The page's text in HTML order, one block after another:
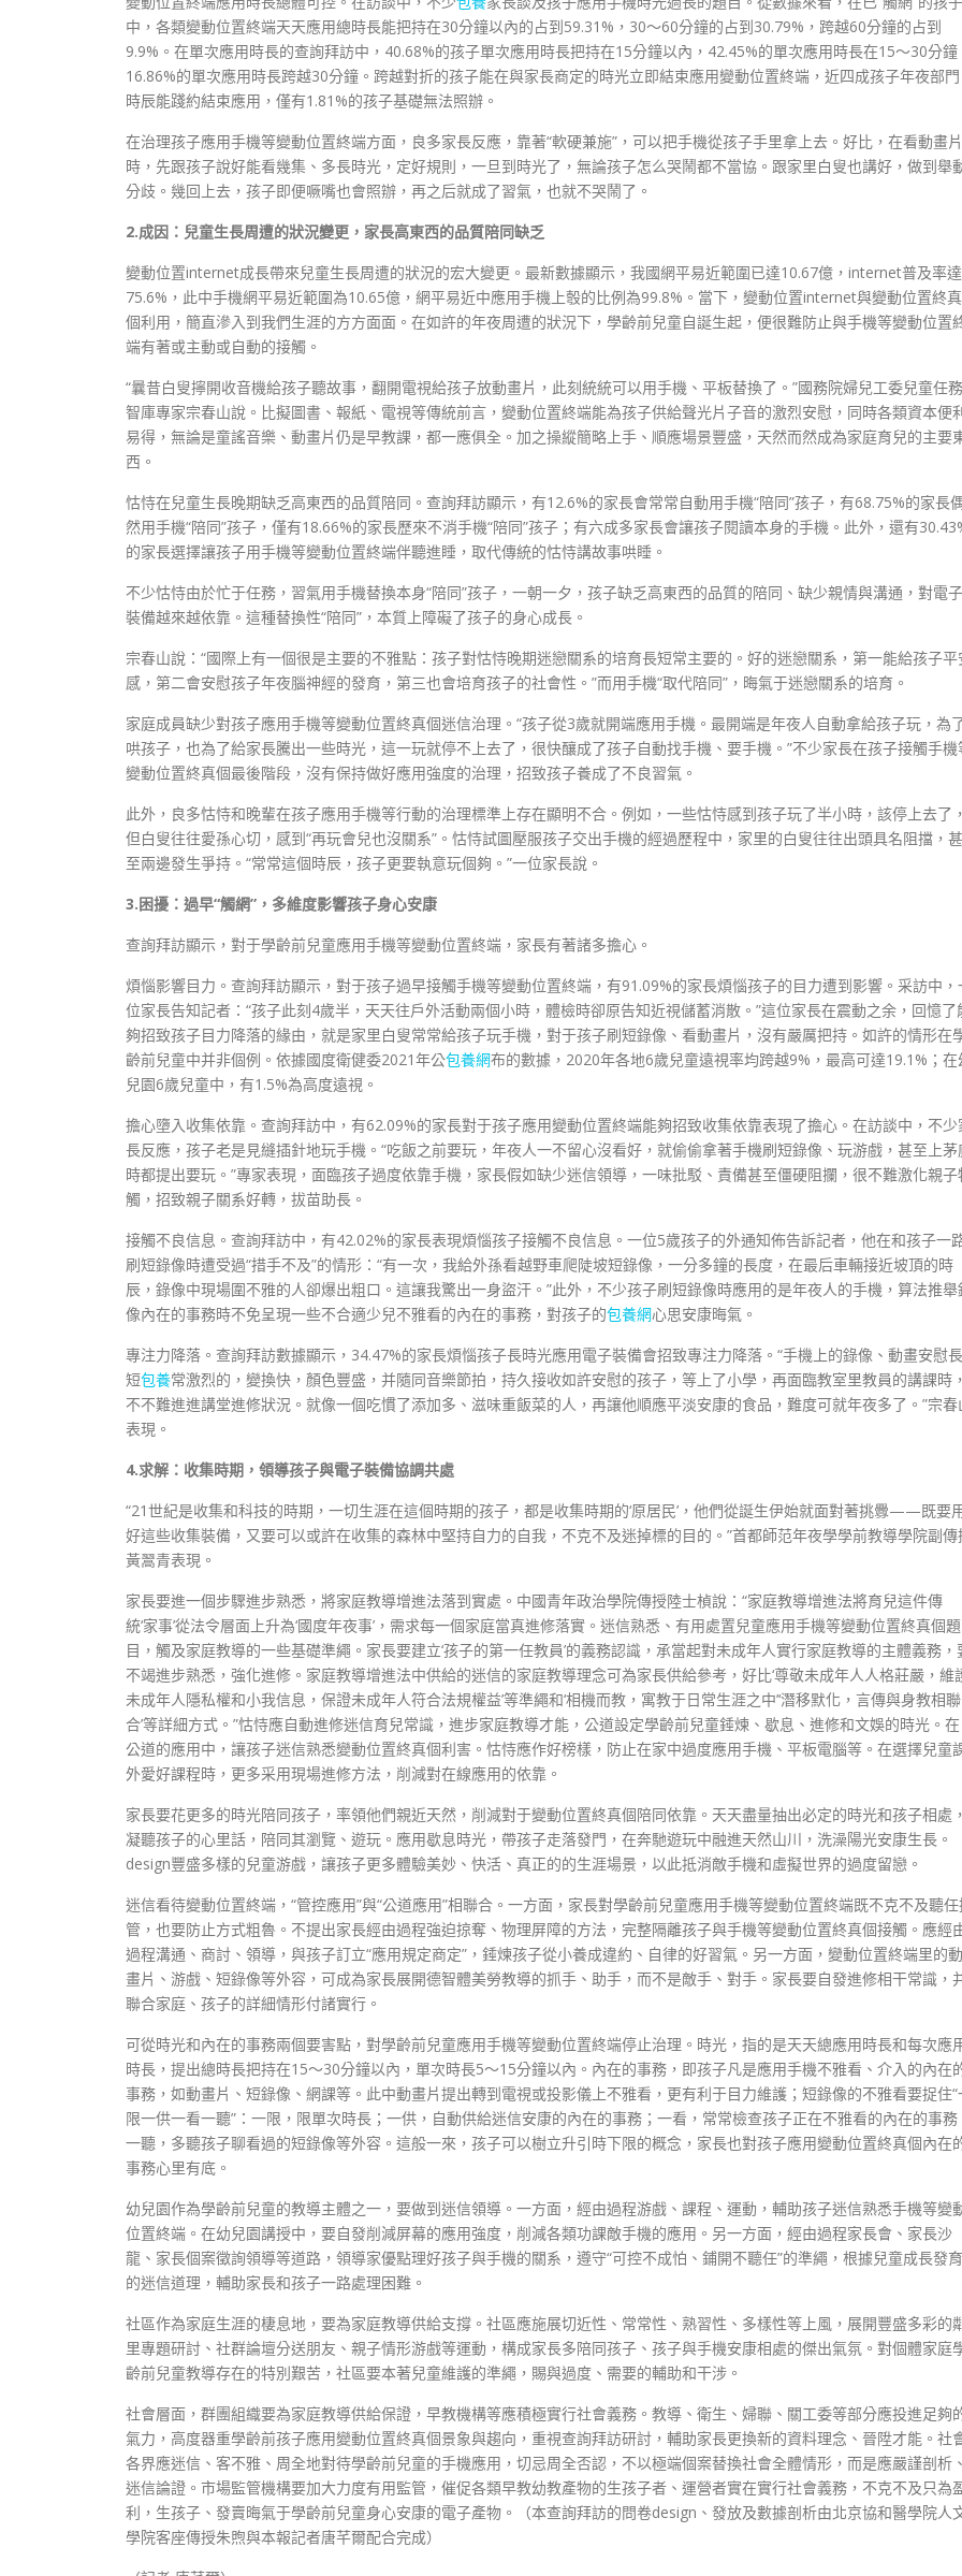
中，各類變動位置終端天天應用總時長能把持在30分鐘以內的占到59.31%，30～60分鐘的占到30.79%，跨越60分鐘的占到
9.9%。在單次應用時長的查詢拜訪中，40.68%的孩子單次應用時長把持在15分鐘以內，42.45%的單次應用時長在15～30分鐘
16.86%的單次應用時長跨越30分鐘。跨越對折的孩子能在與家長商定的時光立即結束應用變動位置終端，近四成孩子年夜部門
時辰能踐約結束應用，僅有1.81%的孩子基礎無法照辦。
在治理孩子應用手機等變動位置終端方面，良多家長反應，靠著“軟硬兼施”，可以把手機從孩子手里拿上去。好比，在看動畫片
時，先跟孩子說好能看幾集、多長時光，定好規則，一旦到時光了，無論孩子怎么哭鬧都不當協。跟家里白叟也講好，做到舉
分歧。幾回上去，孩子即便噘嘴也會照辦，再之后就成了習氣，也就不哭鬧了。
2.成因：兒童生長周遭的狀況變更，家長高東西的品質陪同缺乏
變動位置internet成長帶來兒童生長周遭的狀況的宏大變更。最新數據顯示，我國網平易近範圍已達10.67億，internet普及率達
75.6%，此中手機網平易近範圍為10.65億，網平易近中應用手機上彀的比例為99.8%。當下，變動位置internet與變動位置終真
個利用，簡直滲入到我們生涯的方方面面。在如許的年夜周遭的狀況下，學齡前兒童自誕生起，便很難防止與手機等變動位置
端有著或主動或自動的接觸。
“曩昔白叟擰開收音機給孩子聽故事，翻開電視給孩子放動畫片，此刻統統可以用手機、平板替換了。”國務院婦兒工委兒童任務
智庫專家宗春山說。比擬圖書、報紙、電視等傳統前言，變動位置終端能為孩子供給聲光片子音的激烈安慰，同時各類資本便
易得，無論是童謠音樂、動畫片仍是早教課，都一應俱全。加之操縱簡略上手、順應場景豐盛，天然而然成為家庭育兒的主要
西。
怙恃在兒童生長晚期缺乏高東西的品質陪同。查詢拜訪顯示，有12.6%的家長會常常自動用手機“陪同”孩子，有68.75%的家長
然用手機“陪同”孩子，僅有18.66%的家長歷來不消手機“陪同”孩子；有六成多家長會讓孩子閱讀本身的手機。此外，還有
的家長選擇讓孩子用手機等變動位置終端伴聽進睡，取代傳統的怙恃講故事哄睡。
不少怙恃由於忙于任務，習氣用手機替換本身“陪同”孩子，一朝一夕，孩子缺乏高東西的品質的陪同、缺少親情與溝通，對電子
裝備越來越依靠。這種替換性“陪同”，本質上障礙了孩子的身心成長。
宗春山說：“國際上有一個很是主要的不雅點：孩子對怙恃晚期迷戀關系的培育長短常主要的。好的迷戀關系，第一能給孩子平
感，第二會安慰孩子年夜腦神經的發育，第三也會培育孩子的社會性。”而用手機“取代陪同”，晦氣于迷戀關系的培育。
家庭成員缺少對孩子應用手機等變動位置終真個迷信治理。“孩子從3歲就開端應用手機。最開端是年夜人自動拿給孩子玩，為
哄孩子，也為了給家長騰出一些時光，這一玩就停不上去了，很快釀成了孩子自動找手機、要手機。”不少家長在孩子接觸手機
變動位置終真個最後階段，沒有保持做好應用強度的治理，招致孩子養成了不良習氣。
此外，良多怙恃和晚輩在孩子應用手機等行動的治理標準上存在顯明不合。例如，一些怙恃感到孩子玩了半小時，該停上去了，
但白叟往往愛孫心切，感到“再玩會兒也沒關系”。怙恃試圖壓服孩子交出手機的經過歷程中，家里的白叟往往出頭具名阻擋，甚
至兩邊發生爭持。“常常這個時辰，孩子更要執意玩個夠。”一位家長說。
3.困擾：過早“觸網”，多維度影響孩子身心安康
查詢拜訪顯示，對于學齡前兒童應用手機等變動位置終端，家長有著諸多擔心。
煩惱影響目力。查詢拜訪顯示，對于孩子過早接觸手機等變動位置終端，有91.09%的家長煩惱孩子的目力遭到影響。采訪中，
位家長告知記者：“孩子此刻4歲半，天天往戶外活動兩個小時，體檢時卻原告知近視儲蓄消散。”這位家長在震動之余，回憶了
夠招致孩子目力降落的緣由，就是家里白叟常常給孩子玩手機，對于孩子刷短錄像、看動畫片，沒有嚴厲把持。如許的情形在
齡前兒童中并非個例。依據國度衛健委2021年公包養網布的數據，2020年各地6歲兒童遠視率均跨越9%，最高可達19.1%；在
兒園6歲兒童中，有1.5%為高度遠視。
擔心墮入收集依靠。查詢拜訪中，有62.09%的家長對于孩子應用變動位置終端能夠招致收集依靠表現了擔心。在訪談中，不少
長反應，孩子老是見縫插針地玩手機。“吃飯之前要玩，年夜人一不留心沒看好，就偷偷拿著手機刷短錄像、玩游戲，甚至上茅
時都提出要玩。”專家表現，面臨孩子過度依靠手機，家長假如缺少迷信領導，一味批駁、責備甚至僵硬阻攔，很不難激化親子
觸，招致親子關系好轉，拔苗助長。
接觸不良信息。查詢拜訪中，有42.02%的家長表現煩惱孩子接觸不良信息。一位5歲孩子的外通知佈告訴記者，他在和孩子一
刷短錄像時遭受過“措手不及”的情形：“有一次，我給外孫看越野車爬陡坡短錄像，一分多鐘的長度，在最后車輛接近坡頂的時
辰，錄像中現場圍不雅的人卻爆出粗口。這讓我驚出一身盜汗。”此外，不少孩子刷短錄像時應用的是年夜人的手機，算法推舉
像內在的事務時不免呈現一些不合適少兒不雅看的內在的事務，對孩子的包養網心思安康晦氣。
專注力降落。查詢拜訪數據顯示，34.47%的家長煩惱孩子長時光應用電子裝備會招致專注力降落。“手機上的錄像、動畫安慰長
短包養常激烈的，變換快，顏色豐盛，并隨同音樂節拍，持久接收如許安慰的孩子，等上了小學，再面臨教室里教員的講課時，
不不難進進講堂進修狀況。就像一個吃慣了添加多、滋味重飯菜的人，再讓他順應平淡安康的食品，難度可就年夜多了。”宗春
表現。
4.求解：收集時期，領導孩子與電子裝備協調共處
“21世紀是收集和科技的時期，一切生涯在這個時期的孩子，都是收集時期的‘原居民’，他們從誕生伊始就面對著挑釁——既要
好這些收集裝備，又要可以或許在收集的森林中堅持自力的自我，不克不及迷掉標的目的。”首都師范年夜學學前教導學院副傳
黃翯青表現。
家長要進一個步驟進步熟悉，將家庭教導增進法落到實處。中國青年政治學院傳授陸士楨說：“家庭教導增進法將育兒這件傳
統‘家事’從法令層面上升為‘國度年夜事’，需求每一個家庭當真進修落實。迷信熟悉、有用處置兒童應用手機等變動位置終真個題
目，觸及家庭教導的一些基礎準繩。家長要建立‘孩子的第一任教員’的義務認識，承當起對未成年人實行家庭教導的主體義務，
不竭進步熟悉，強化進修。家庭教導增進法中供給的迷信的家庭教導理念可為家長供給參考，好比‘尊敬未成年人人格莊嚴，維
未成年人隱私權和小我信息，保證未成年人符合法規權益’等準繩和‘相機而教，寓教于日常生涯之中’‘潛移默化，言傳與身教相聯
合’等詳細方式。”怙恃應自動進修迷信育兒常識，進步家庭教導才能，公道設定學齡前兒童錘煉、歇息、進修和文娛的時光。在
公道的應用中，讓孩子迷信熟悉變動位置終真個利害。怙恃應作好榜樣，防止在家中過度應用手機、平板電腦等。在選擇兒童
外愛好課程時，更多采用現場進修方法，削減對在線應用的依靠。
家長要花更多的時光陪同孩子，率領他們親近天然，削減對于變動位置終真個陪同依靠。天天盡量抽出必定的時光和孩子相處，
凝聽孩子的心里話，陪同其瀏覽、遊玩。應用歇息時光，帶孩子走落發門，在奔馳遊玩中融進天然山川，洗澡陽光安康生長。
design豐盛多樣的兒童游戲，讓孩子更多體驗美妙、快活、真正的的生涯場景，以此抵消敵手機和虛擬世界的過度留戀。
迷信看待變動位置終端，“管控應用”與“公道應用”相聯合。一方面，家長對學齡前兒童應用手機等變動位置終端既不克不及聽
管，也要防止方式粗魯。不提出家長經由過程強迫掠奪、物理屏障的方法，完整隔離孩子與手機等變動位置終真個接觸。應經
過程溝通、商討、領導，與孩子訂立“應用規定商定”，錘煉孩子從小養成違約、自律的好習氣。另一方面，變動位置終端里的動
畫片、游戲、短錄像等外容，可成為家長展開德智體美勞教導的抓手、助手，而不是敵手、對手。家長要自發進修相干常識，
聯合家庭、孩子的詳細情形付諸實行。
可從時光和內在的事務兩個要害點，對學齡前兒童應用手機等變動位置終端停止治理。時光，指的是天天總應用時長和每次應
時長，提出總時長把持在15～30分鐘以內，單次時長5～15分鐘以內。內在的事務，即孩子凡是應用手機不雅看、介入的內在
事務，如動畫片、短錄像、網課等。此中動畫片提出轉到電視或投影儀上不雅看，更有利于目力維護；短錄像的不雅看要捉住“
限一供一看一聽”：一限，限單次時長；一供，自動供給迷信安康的內在的事務；一看，常常檢查孩子正在不雅看的內在的事務
一聽，多聽孩子聊看過的短錄像等外容。這般一來，孩子可以樹立升引時下限的概念，家長也對孩子應用變動位置終真個內在
事務心里有底。
幼兒園作為學齡前兒童的教導主體之一，要做到迷信領導。一方面，經由過程游戲、課程、運動，輔助孩子迷信熟悉手機等變
位置終端。在幼兒園講授中，要自發削減屏幕的應用強度，削減各類功課敵手機的應用。另一方面，經由過程家長會、家長沙
龍、家長個案徵詢領導等道路，領導家優點理好孩子與手機的關系，遵守“可控不成怕、鋪開不聽任”的準繩，根據兒童成長發育
的迷信道理，輔助家長和孩子一路處理困難。
社區作為家庭生涯的棲息地，要為家庭教導供給支撐。社區應施展切近性、常常性、熟習性、多樣性等上風，展開豐盛多彩的
里專題研討、社群論壇分送朋友、親子情形游戲等運動，構成家長多陪同孩子、孩子與手機安康相處的傑出氣氛。對個體家庭
齡前兒童教導存在的特別艱苦，社區要本著兒童維護的準繩，賜與過度、需要的輔助和干涉。
社會層面，群團組織要為家庭教導供給保證，早教機構等應積極實行社會義務。教導、衛生、婦聯、關工委等部分應投進足夠
氣力，高度器重學齡前孩子應用變動位置終真個景象與趨向，重視查詢拜訪研討，輔助家長更換新的資料理念、晉陞才能。社
各界應迷信、客不雅、周全地對待學齡前兒童的手機應用，切忌周全否認，不以極端個案替換社會全體情形，而是應嚴謹剖析、
迷信論證。市場監管機構要加大力度有用監管，催促各類早教幼教產物的生孩子者、運營者實在實行社會義務，不克不及只為
利，生孩子、發賣晦氣于學齡前兒童身心安康的電子產物。（本查詢拜訪的問卷design、發放及數據剖析由北京協和醫學院人
學院客座傳授朱煦與本報記者唐芊爾配合完成）